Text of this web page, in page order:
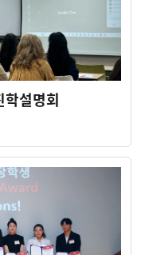
설명회